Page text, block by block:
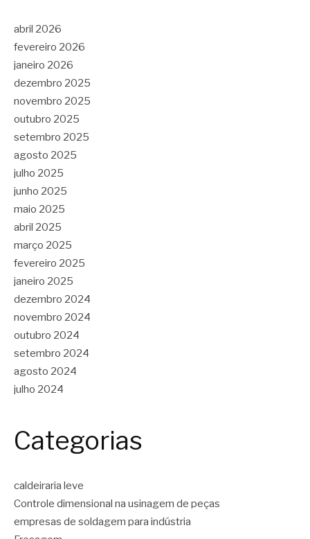
abril 2026
fevereiro 2026
janeiro 2026
dezembro 2025
novembro 2025
outubro 2025
setembro 2025
agosto 2025
julho 2025
junho 2025
maio 2025
abril 2025
março 2025
fevereiro 2025
janeiro 2025
dezembro 2024
novembro 2024
outubro 2024
setembro 2024
agosto 2024
julho 2024
Categorias
caldeiraria leve
Controle dimensional na usinagem de peças
empresas de soldagem para indústria